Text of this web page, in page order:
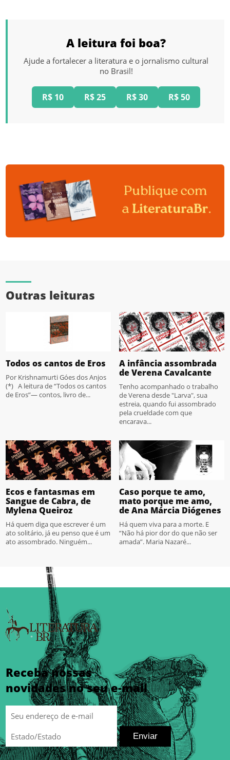
A leitura foi boa?
Ajude a fortalecer a literatura e o jornalismo cultural
no Brasil!
R$ 10 R$ 25 R$ 30 R$ 50
Outras leituras
Todos os cantos de Eros
Por Krishnamurti Góes dos Anjos
(*) A leitura de “Todos os cantos
de Eros”— contos, livro de...
A infância assombrada
de Verena Cavalcante
Tenho acompanhado o trabalho
de Verena desde "Larva", sua
estreia, quando fui assombrado
pela crueldade com que
encarava...
Ecos e fantasmas em
Sangue de Cabra, de
Mylena Queiroz
Há quem diga que escrever é um
ato solitário, já eu penso que é um
ato assombrado. Ninguém...
Caso porque te amo,
mato porque me amo,
de Ana Márcia Diógenes
Há quem viva para a morte. E
“Não há pior dor do que não ser
amada”. Maria Nazaré...
Receba nossas
novidades no seu e-mail
Enviar